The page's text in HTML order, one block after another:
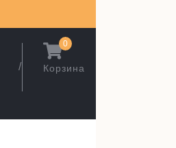
/
Корзина
0